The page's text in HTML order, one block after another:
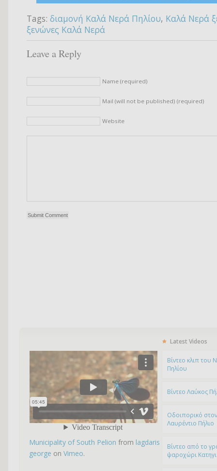
Tags: διαμονή Καλά Νερά Πηλίου, Καλά Νερά
ξενώνες Καλά Νερά
Leave a Reply
Name (required)
Mail (will not be published) (required)
Website
Municipality of South Pelion from lagdaris
george on Vimeo.
Latest Videos
Bίντεο κλιπ του
Πηλίου
Βίντεο Λαύκος
Οδοιπορικό
Λαυρέντιο Πήλιο
Βίντεο από το
ψαροχώρι